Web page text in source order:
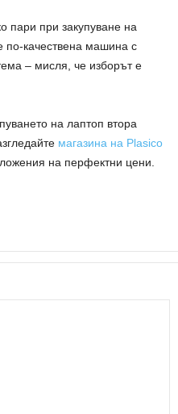
пари при закупуване на
по-качествена машина с
– мисля, че изборът е
на лаптоп втора
магазина на Plasico
на перфектни цени.